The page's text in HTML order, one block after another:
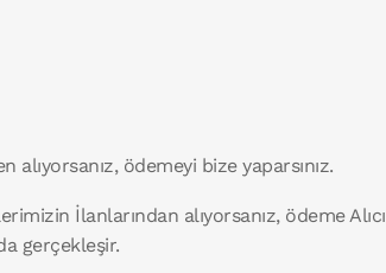
alıyorsanız, ödemeyi bize yaparsınız.
İlanlarından alıyorsanız, ödeme Alıcı
gerçekleşir.